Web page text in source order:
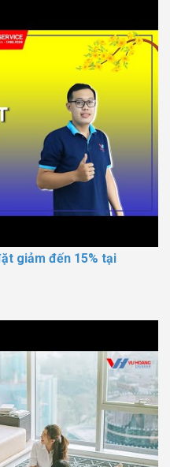
giảm đến 15% tại